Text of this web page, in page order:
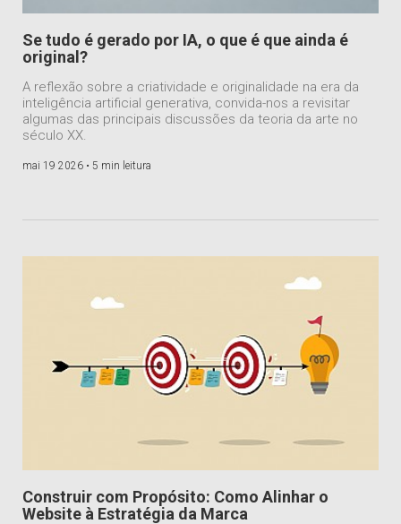
Se tudo é gerado por IA, o que é que ainda é
original?
A reflexão sobre a criatividade e originalidade na era da
inteligência artificial generativa, convida-nos a revisitar
algumas das principais discussões da teoria da arte no
século XX.
mai 19 2026 • 5 min leitura
Construir com Propósito: Como Alinhar o
Website à Estratégia da Marca